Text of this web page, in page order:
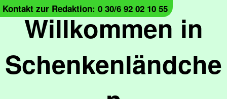
Willkommen in
Schenkenländche
Kontakt zur Redaktion: 0 30/6 92 02 10 55